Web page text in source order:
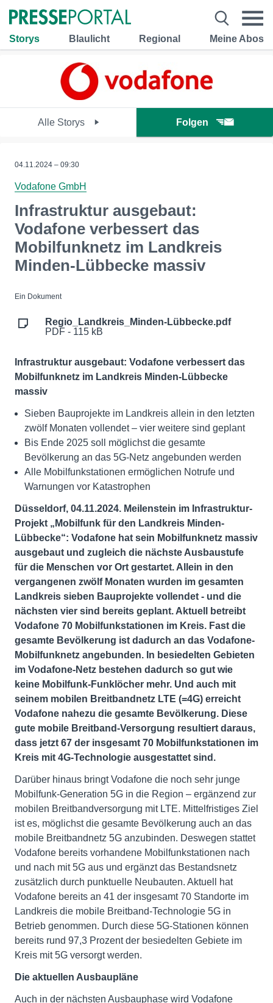
Storys Blaulicht Regional Meine Abos
Alle Storys Folgen
04.11.2024 – 09:30
Vodafone GmbH
Infrastruktur ausgebaut:
Vodafone verbessert das
Mobilfunknetz im Landkreis
Minden-Lübbecke massiv
Ein Dokument
Regio_Landkreis_Minden-Lübbecke.pdf
PDF - 115 kB
Infrastruktur ausgebaut: Vodafone verbessert das
Mobilfunknetz im Landkreis Minden-Lübbecke
massiv
Sieben Bauprojekte im Landkreis allein in den letzten
zwölf Monaten vollendet – vier weitere sind geplant
Bis Ende 2025 soll möglichst die gesamte
Bevölkerung an das 5G-Netz angebunden werden
Alle Mobilfunkstationen ermöglichen Notrufe und
Warnungen vor Katastrophen
Düsseldorf, 04.11.2024. Meilenstein im Infrastruktur-
Projekt „Mobilfunk für den Landkreis Minden-
Lübbecke“: Vodafone hat sein Mobilfunknetz massiv
ausgebaut und zugleich die nächste Ausbaustufe
für die Menschen vor Ort gestartet. Allein in den
vergangenen zwölf Monaten wurden im gesamten
Landkreis sieben Bauprojekte vollendet - und die
nächsten vier sind bereits geplant. Aktuell betreibt
Vodafone 70 Mobilfunkstationen im Kreis. Fast die
gesamte Bevölkerung ist dadurch an das Vodafone-
Mobilfunknetz angebunden. In besiedelten Gebieten
im Vodafone-Netz bestehen dadurch so gut wie
keine Mobilfunk-Funklöcher mehr. Und auch mit
seinem mobilen Breitbandnetz LTE (=4G) erreicht
Vodafone nahezu die gesamte Bevölkerung. Diese
gute mobile Breitband-Versorgung resultiert daraus,
dass jetzt 67 der insgesamt 70 Mobilfunkstationen im
Kreis mit 4G-Technologie ausgestattet sind.
Darüber hinaus bringt Vodafone die noch sehr junge
Mobilfunk-Generation 5G in die Region – ergänzend zur
mobilen Breitbandversorgung mit LTE. Mittelfristiges Ziel
ist es, möglichst die gesamte Bevölkerung auch an das
mobile Breitbandnetz 5G anzubinden. Deswegen stattet
Vodafone bereits vorhandene Mobilfunkstationen nach
und nach mit 5G aus und ergänzt das Bestandsnetz
zusätzlich durch punktuelle Neubauten. Aktuell hat
Vodafone bereits an 41 der insgesamt 70 Standorte im
Landkreis die mobile Breitband-Technologie 5G in
Betrieb genommen. Durch diese 5G-Stationen können
bereits rund 97,3 Prozent der besiedelten Gebiete im
Kreis mit 5G versorgt werden.
Die aktuellen Ausbaupläne
Auch in der nächsten Ausbauphase wird Vodafone